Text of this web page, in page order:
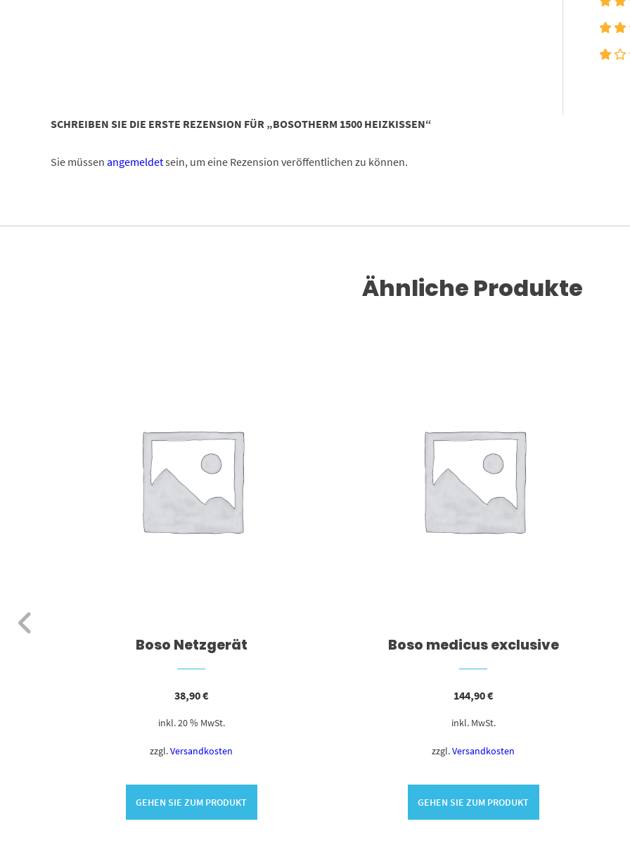
SCHREIBEN SIE DIE ERSTE REZENSION FÜR „BOSOTHERM 1500 HEIZKISSEN“
Sie müssen angemeldetsein, um eine Rezension veröffentlichen zu können.
Ähnliche Produkte
Boso Netzgerät
38,90€
inkl. 20 % MwSt.
zzgl.Versandkosten
GEHEN SIE ZUM PRODUKT
Boso medicus exclusive
144,90€
inkl. MwSt.
zzgl.Versandkosten
GEHEN SIE ZUM PRODUKT